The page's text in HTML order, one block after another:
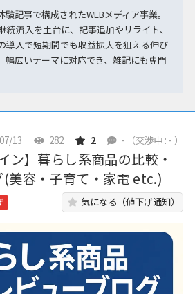
記事で構成されたWEBメディア事業。
続流入を土台に、記事追加やリライト、
導入で短期間でも収益拡大を狙える伸び
幅広いテーマに対応でき、雑記にも専門
13
282 2 - （交渉中 : - ）
ン】暮らし系商品の比較・
(美容・子育て・家電 etc.)
気になる（値下げ通知）